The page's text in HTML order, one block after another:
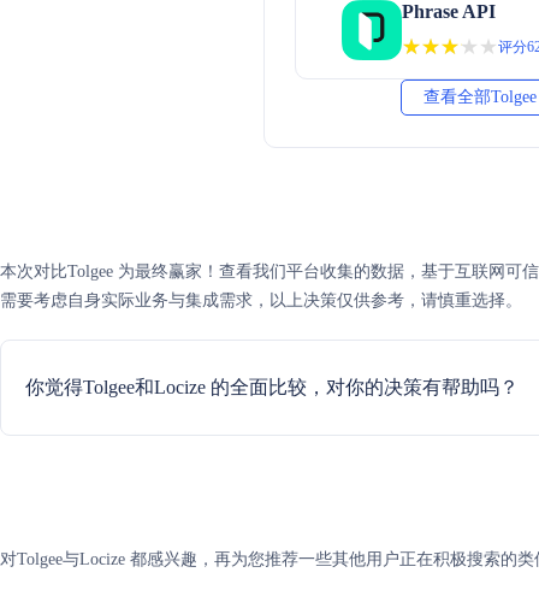
Phrase API
★★★★★
★★★★★评分
查看全部
本次对比Tolgee 为最终赢家！查看我们平台收集的数据，基于互联网可
需要考虑自身实际业务与集成需求，以上决策仅供参考，请慎重选择。
你觉得Tolgee和Locize 的全面比较，对你的决策有帮助吗？
对Tolgee与Locize 都感兴趣，再为您推荐一些其他用户正在积极搜索的类